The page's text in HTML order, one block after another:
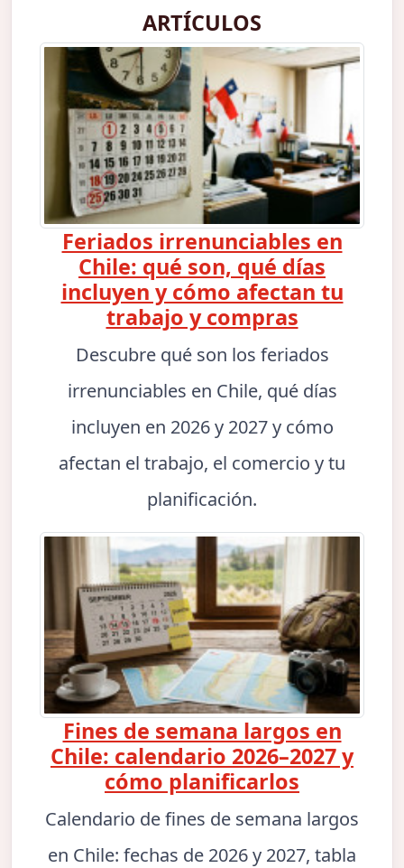
ARTÍCULOS
Feriados irrenunciables en
Chile: qué son, qué días
incluyen y cómo afectan tu
trabajo y compras
Descubre qué son los feriados
irrenunciables en Chile, qué días
incluyen en 2026 y 2027 y cómo
afectan el trabajo, el comercio y tu
planificación.
Fines de semana largos en
Chile: calendario 2026–2027 y
cómo planificarlos
Calendario de fines de semana largos
en Chile: fechas de 2026 y 2027, tabla